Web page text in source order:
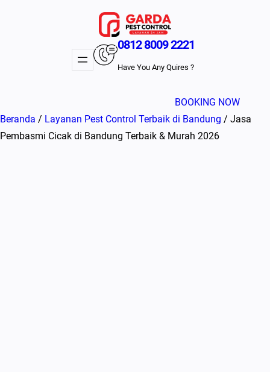
0812 8009 2221
Have You Any Quires ?
BOOKING NOW
Beranda / Layanan Pest Control Terbaik di Bandung / Jasa
Pembasmi Cicak di Bandung Terbaik & Murah 2026